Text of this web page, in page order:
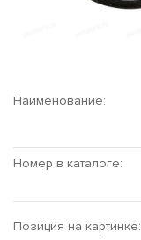
Наименование:
Номер в каталоге:
Позиция на картинке: